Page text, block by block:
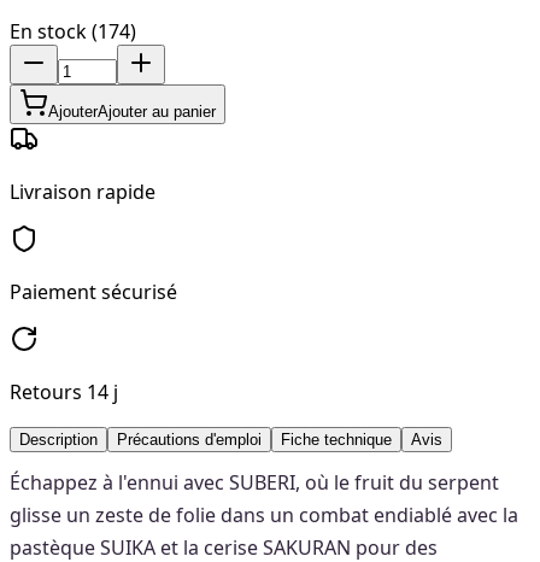
En stock (174)
AjouterAjouter au panier
Livraison rapide
Paiement sécurisé
Retours 14 j
Description Précautions d'emploi Fiche technique Avis
Échappez à l'ennui avec SUBERI, où le fruit du serpent
glisse un zeste de folie dans un combat endiablé avec la
pastèque SUIKA et la cerise SAKURAN pour des